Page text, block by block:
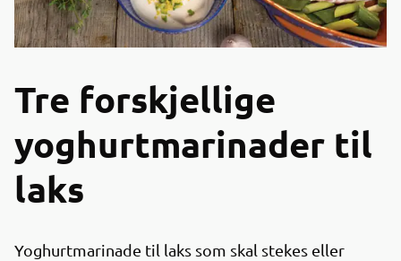
Tre forskjellige
yoghurtmarinader til
laks
Yoghurtmarinade til laks som skal stekes eller